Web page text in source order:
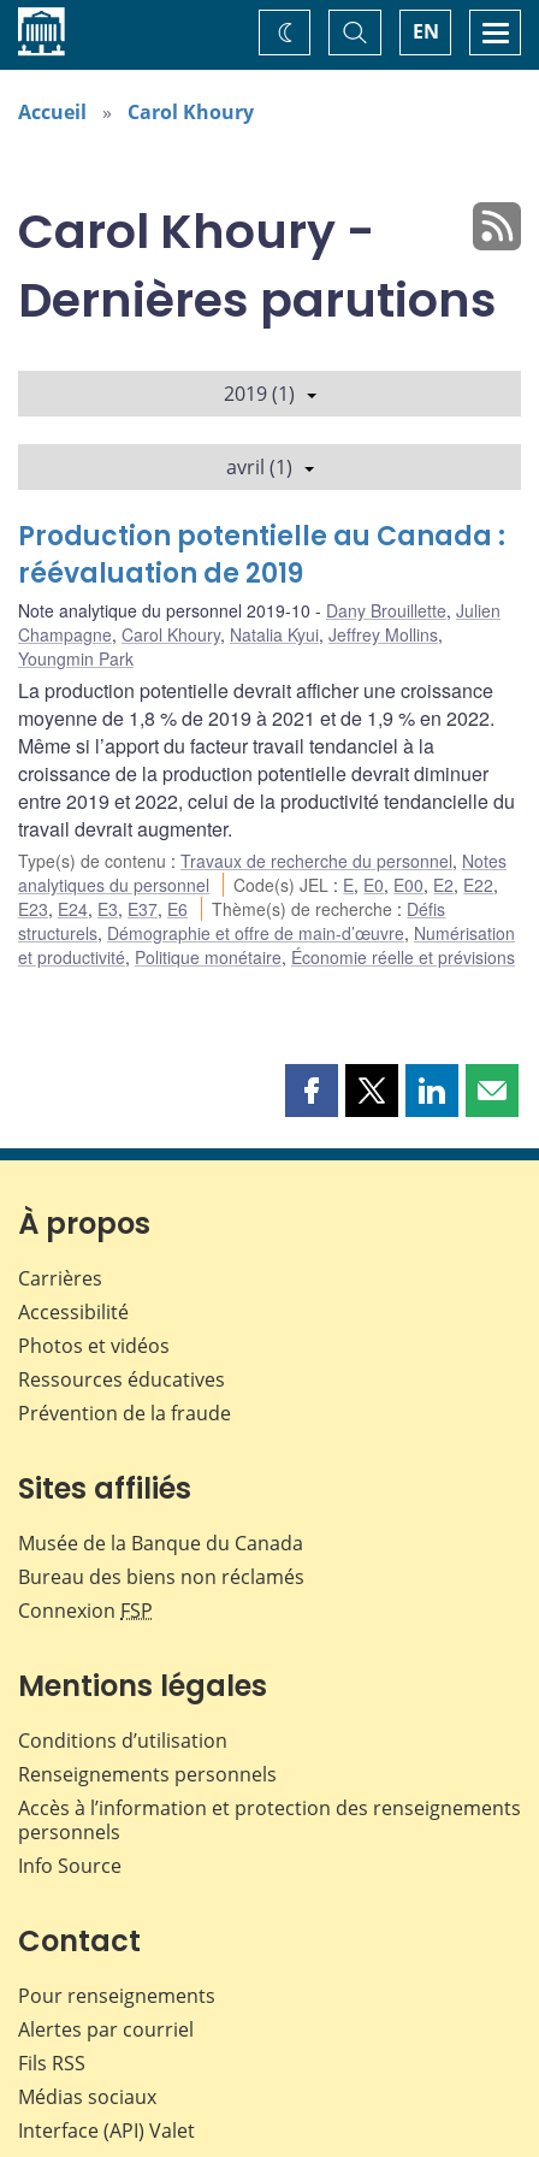
Accueil EN
Basculer
la
recherche
Changez
de
Accueil Carol Khoury
Carol Khoury -
Dernières parutions
2019 (1)
avril (1)
Production potentielle au Canada :
réévaluation de 2019
Note analytique du personnel 2019-10 Dany Brouillette, Julien
Champagne, Carol Khoury, Natalia Kyui, Jeffrey Mollins,
Youngmin Park
La production potentielle devrait afficher une croissance
moyenne de 1,8 % de 2019 à 2021 et de 1,9 % en 2022.
Même si l’apport du facteur travail tendanciel à la
croissance de la production potentielle devrait diminuer
entre 2019 et 2022, celui de la productivité tendancielle du
travail devrait augmenter.
Type(s) de contenu : Travaux de recherche du personnel, Notes
analytiques du personnel
Code(s) JEL : E, E0, E00, E2, E22,
E23, E24, E3, E37, E6 Thème(s) de recherche : Défis
structurels, Démographie et offre de main-d’œuvre, Numérisation
et productivité, Politique monétaire, Économie réelle et prévisions
Partager
page
Partager
page
Partager
page page
À propos
Carrières
Accessibilité
Photos et vidéos
Ressources éducatives
Prévention de la fraude
Sites affiliés
Musée de la Banque du Canada
Bureau des biens non réclamés
Connexion FSP
Mentions légales
Conditions d’utilisation
Renseignements personnels
Accès à l’information et protection des renseignements
personnels
Info Source
Contact
Pour renseignements
Alertes par courriel
Fils RSS
Médias sociaux
Interface (API) Valet